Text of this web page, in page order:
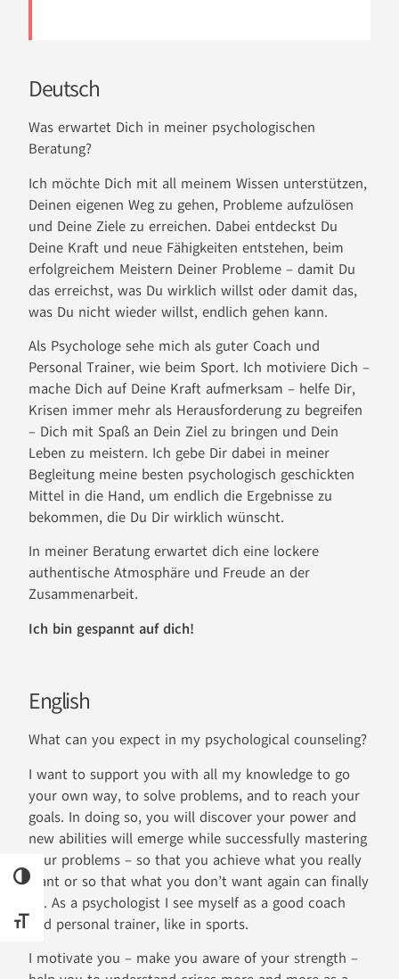
UMSCHALTEN AUF HOHE KONTRASTE
SCHRIFT VERGRÖSSERN
Deutsch
Was erwartet Dich in meiner psychologischen
Beratung?
Ich möchte Dich mit all meinem Wissen unterstützen,
Deinen eigenen Weg zu gehen, Probleme aufzulösen
und Deine Ziele zu erreichen. Dabei entdeckst Du
Deine Kraft und neue Fähigkeiten entstehen, beim
erfolgreichem Meistern Deiner Probleme – damit Du
das erreichst, was Du wirklich willst oder damit das,
was Du nicht wieder willst, endlich gehen kann.
Als Psychologe sehe mich als guter Coach und
Personal Trainer, wie beim Sport. Ich motiviere Dich –
mache Dich auf Deine Kraft aufmerksam – helfe Dir,
Krisen immer mehr als Herausforderung zu begreifen
– Dich mit Spaß an Dein Ziel zu bringen und Dein
Leben zu meistern. Ich gebe Dir dabei in meiner
Begleitung meine besten psychologisch geschickten
Mittel in die Hand, um endlich die Ergebnisse zu
bekommen, die Du Dir wirklich wünscht.
In meiner Beratung erwartet dich eine lockere
authentische Atmosphäre und Freude an der
Zusammenarbeit.
Ich bin gespannt auf dich!
English
What can you expect in my psychological counseling?
I want to support you with all my knowledge to go
your own way, to solve problems, and to reach your
goals. In doing so, you will discover your power and
new abilities will emerge while successfully mastering
your problems – so that you achieve what you really
want or so that what you don’t want again can finally
go. As a psychologist I see myself as a good coach
and personal trainer, like in sports.
I motivate you – make you aware of your strength –